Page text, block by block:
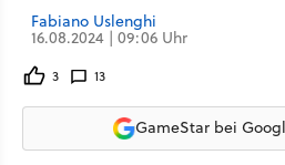
Fabiano Uslenghi
16.08.2024 | 09:06 Uhr
3 13
GameStar bei